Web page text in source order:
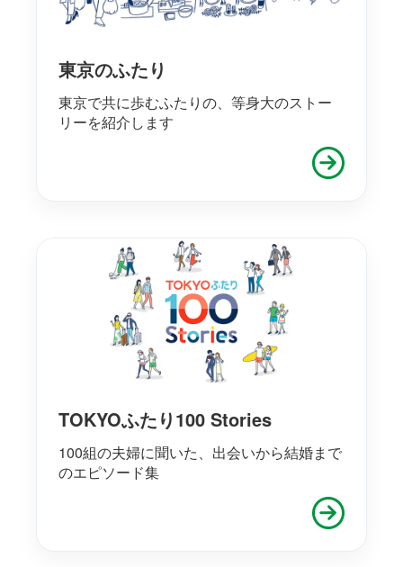
東京のふたり
東京で共に歩むふたりの、等身大のストー
リーを紹介します
TOKYOふたり100 Stories
100組の夫婦に聞いた、出会いから結婚まで
のエピソード集